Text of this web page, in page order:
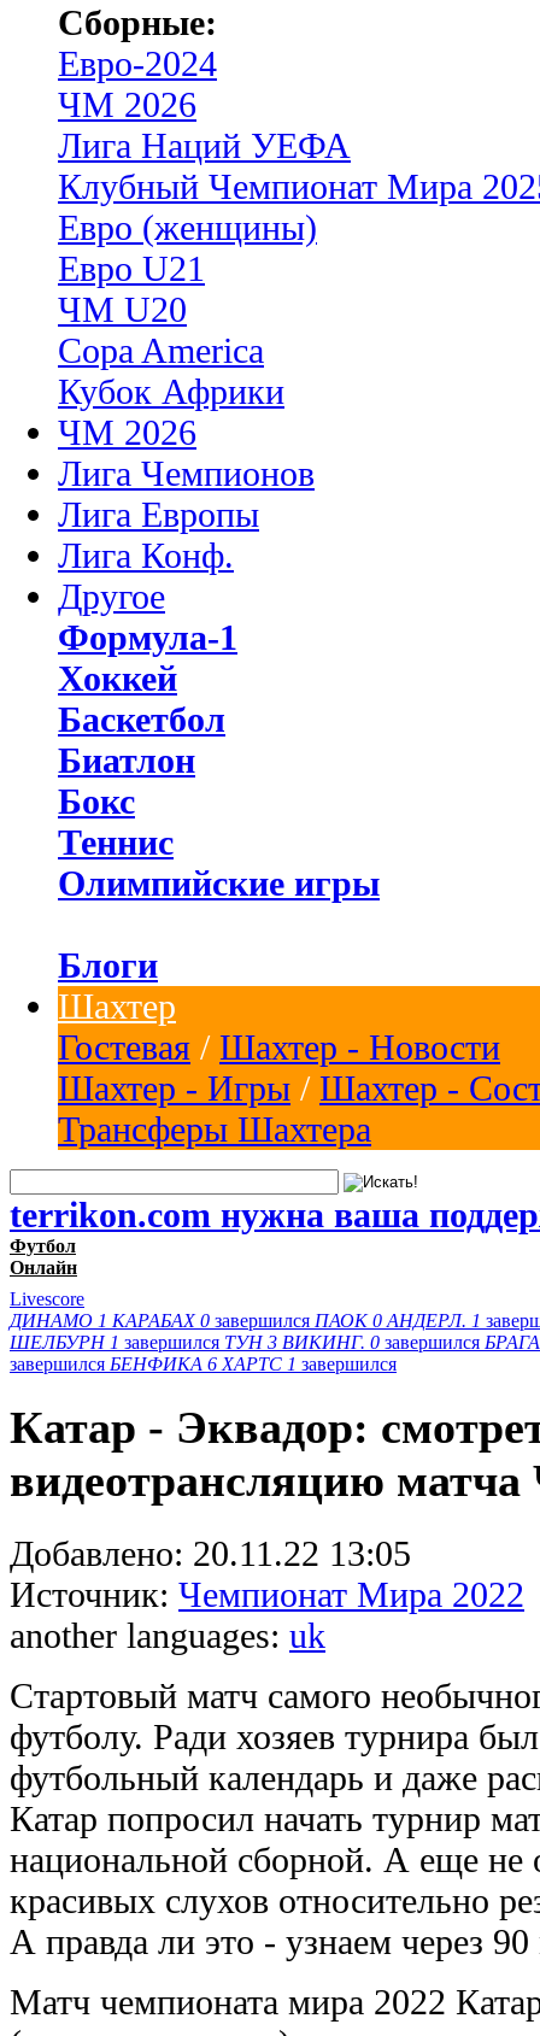
Сборные:
Евро-2024
ЧМ 2026
Лига Наций УЕФА
Клубный Чемпионат Мира
Евро (женщины)
Евро U21
ЧМ U20
Copa America
Кубок Африки
ЧМ 2026
Лига Чемпионов
Лига Европы
Лига Конф.
Другое
Формула-1
Хоккей
Баскетбол
Биатлон
Бокс
Теннис
Олимпийские игры
Блоги
Шахтер
Гостевая / Шахтер - Новости
Шахтер - Игры / Шахтер -
Трансферы Шахтера
terrikon.com нужна ваша
Футбол
Онлайн
Livescore
ДИНАМО 1 КАРАБАХ 0 завершился ПАОК 0 АНДЕРЛ. 1
ШЕЛБУРН 1 завершился ТУН 3 ВИКИНГ. 0 завершился БРАГА
завершился БЕНФИКА 6 ХАРТС 1 завершился
Катар - Эквадор:
видеотрансляцию
Добавлено: 20.11.22 13:05
Источник: Чемпионат Мира 2022
another languages: uk
Стартовый матч самого
футболу. Ради хозяев турнира
футбольный календарь и даже
Катар попросил начать турнир
национальной сборной. А еще не
красивых слухов относительно
А правда ли это - узнаем через
Матч чемпионата мира 2022